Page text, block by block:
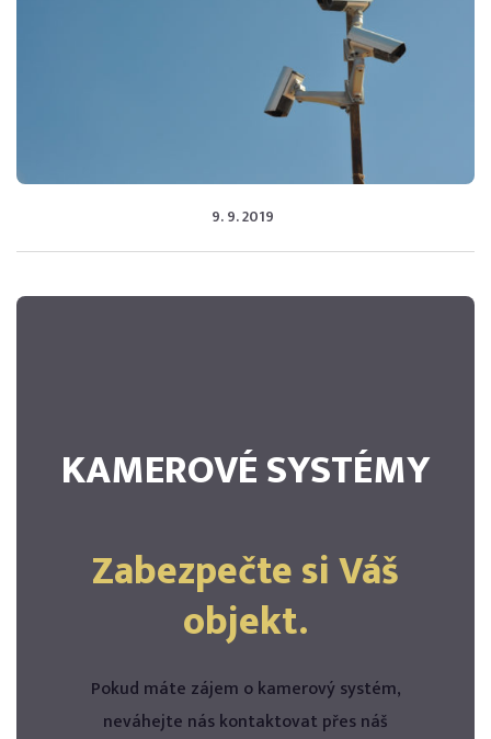
9. 9. 2019
KAMEROVÉ SYSTÉMY
Zabezpečte si Váš
objekt.
Pokud máte zájem o kamerový systém,
neváhejte nás kontaktovat přes náš